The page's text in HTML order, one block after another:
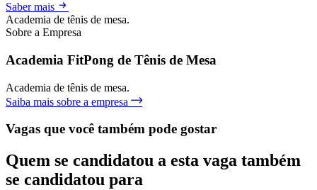
Saber mais
Academia de tênis de mesa.
Sobre a Empresa
Academia FitPong de Tênis de Mesa
Academia de tênis de mesa.
Saiba mais sobre a empresa
Vagas que você também pode gostar
Quem se candidatou a esta vaga também
se candidatou para